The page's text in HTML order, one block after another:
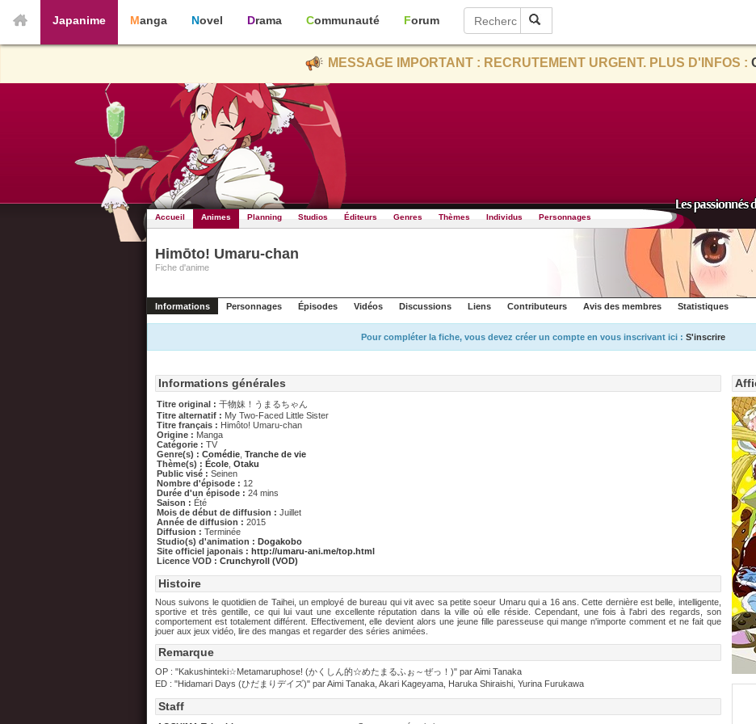
Japanime Manga Novel Drama Communauté Forum
MESSAGE IMPORTANT : RECRUTEMENT URGENT. PLUS D'INFOS :
Accueil Animes Planning Studios Éditeurs Genres Thèmes Individus Personnages
Himōto! Umaru-chan
Fiche d'anime
Informations Personnages Épisodes Vidéos Discussions Liens Contributeurs Avis des membres Statistiques
Pour compléter la fiche, vous devez créer un compte en vous inscrivant ici : S'inscrire
Informations générales
Titre original : 干物妹！うまるちゃん
Titre alternatif : My Two-Faced Little Sister
Titre français : Himôto! Umaru-chan
Origine : Manga
Catégorie : TV
Genre(s) : Comédie Tranche de vie
Thème(s) : École Otaku
Public visé : Seinen
Nombre d'épisode : 12
Durée d'un épisode : 24 mins
Saison : Été
Mois de début de diffusion : Juillet
Année de diffusion : 2015
Diffusion : Terminée
Studio(s) d'animation : Dogakobo
Site officiel japonais : http://umaru-ani.me/top.html
Licence VOD : Crunchyroll (VOD)
Histoire
Nous suivons le quotidien de Taihei, un employé de bureau qui vit avec sa petite soeur Umaru qui a 16 ans. Cette dernière est belle, intelligente,
sportive et très gentille, ce qui lui vaut une excellente réputation dans la ville où elle réside. Cependant, une fois à l'abri des regards, son
comportement est totalement différent. Effectivement, elle devient alors une jeune fille paresseuse qui mange n'importe comment et ne fait que
jouer aux jeux vidéo, lire des mangas et regarder des séries animées.
Remarque
OP : "Kakushinteki☆Metamaruphose! (かくしん的☆めたまるふぉ～ぜっ！)" par Aimi Tanaka
ED : "Hidamari Days (ひだまりデイズ)" par Aimi Tanaka, Akari Kageyama, Haruka Shiraishi, Yurina Furukawa
Staff